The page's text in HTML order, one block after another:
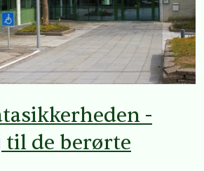
-
til de berørte